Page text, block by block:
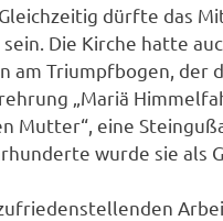
dürfte das
Die Kirche hatte
am Triumpfbogen, der
„Mariä
Mutter“, eine
wurde sie als